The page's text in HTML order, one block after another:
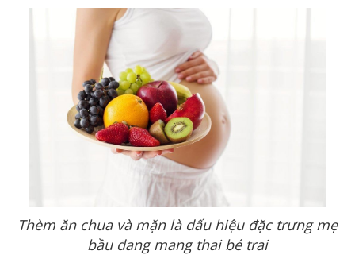
Thèm ăn chua và mặn là dấu hiệu đặc trưng mẹ
bầu đang mang thai bé trai